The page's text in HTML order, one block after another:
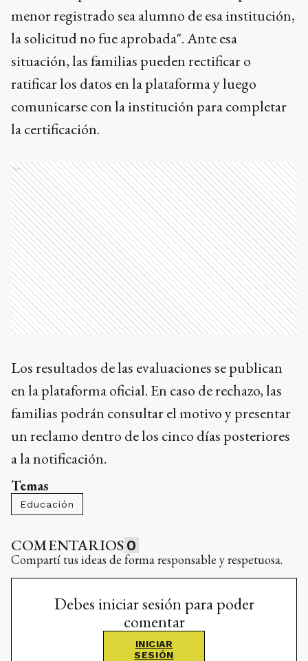
menor registrado sea alumno de esa institución,
la solicitud no fue aprobada". Ante esa
situación, las familias pueden rectificar o
ratificar los datos en la plataforma y luego
comunicarse con la institución para completar
la certificación.
Ads
Los resultados de las evaluaciones se publican
en la plataforma oficial. En caso de rechazo, las
familias podrán consultar el motivo y presentar
un reclamo dentro de los cinco días posteriores
a la notificación.
Temas
Educación
COMENTARIOS 0
Compartí tus ideas de forma responsable y respetuosa.
Debes iniciar sesión para poder
comentar
INICIAR
SESIÓN